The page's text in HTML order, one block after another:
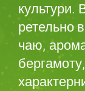
культури.
ретельно
чаю,